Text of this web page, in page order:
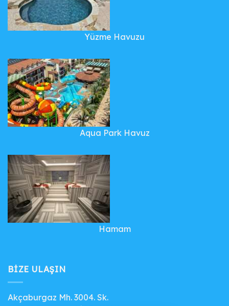
Yüzme Havuzu
Aqua Park Havuz
Hamam
BIZE ULAŞIN
Akçaburgaz Mh. 3004. Sk.